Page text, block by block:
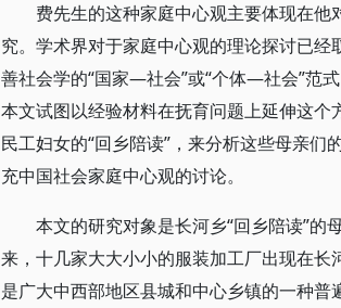
费先生的这种家庭中心观主要体现在他
究。学术界对于家庭中心观的理论探讨已
善社会学的“国家—社会”或“个体—社会”范
本文试图以经验材料在抚育问题上延伸这
民工妇女的“回乡陪读”，来分析这些母亲
充中国社会家庭中心观的讨论。
本文的研究对象是长河乡“回乡陪读”
来，十几家大大小小的服装加工厂出现在长
是广大中西部地区县城和中心乡镇的一种普